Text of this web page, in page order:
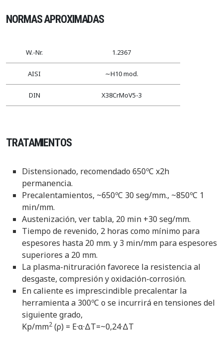
NORMAS APROXIMADAS
W.-Nr. 1.2367
AISI ∼H10 mod.
DIN X38CrMoV5-3
TRATAMIENTOS
Distensionado, recomendado 650ºC x2h
permanencia.
Precalentamientos, ~650ºC 30 seg/mm., ~850ºC 1
min/mm.
Austenización, ver tabla, 20 min +30 seg/mm.
Tiempo de revenido, 2 horas como mínimo para
espesores hasta 20 mm. y 3 min/mm para espesores
superiores a 20 mm.
La plasma-nitruración favorece la resistencia al
desgaste, compresión y oxidación-corrosión.
En caliente es imprescindible precalentar la
herramienta a 300ºC o se incurrirá en tensiones del
siguiente grado,
Kp/mm2 (ρ) = E·α·ΔT=~0,24·ΔT